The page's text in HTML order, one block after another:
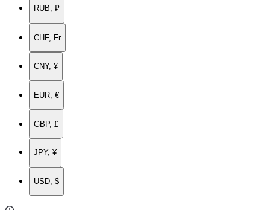
RUB, ₽
CHF, Fr
CNY, ¥
EUR, €
GBP, £
JPY, ¥
USD, $